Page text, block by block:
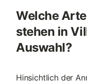
Welche
stehen in
Auswahl?
Hinsichtlich der